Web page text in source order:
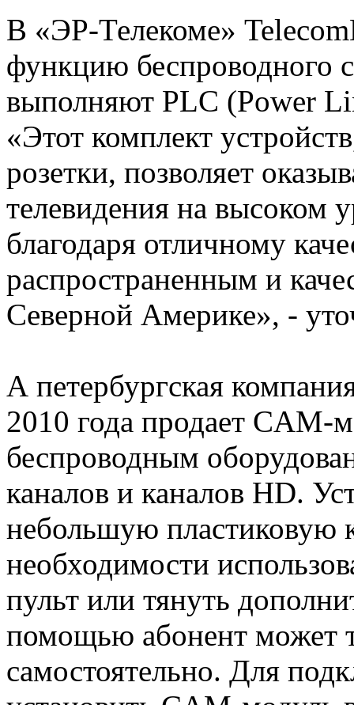
В «ЭР-Телекоме»
функцию беспроводного
выполняют PLC (Power
«Этот комплект
розетки, позволяет
телевидения на высоком
благодаря отличному
распространенным и
Северной Америке», -
А петербургская
2010 года продает CAM-
беспроводным
каналов и каналов HD.
небольшую пластиковую
необходимости
пульт или тянуть
помощью абонент может
самостоятельно. Для